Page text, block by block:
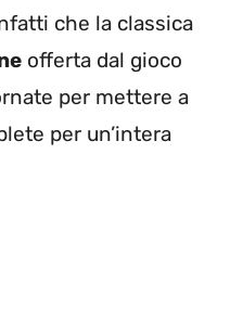
che la classica
offerta dal gioco
per mettere a
per un’intera